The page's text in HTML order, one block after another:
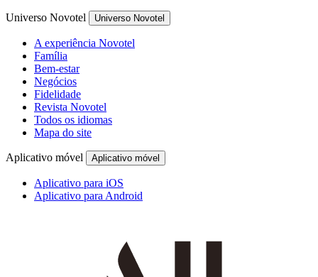
Universo Novotel Universo Novotel
A experiência Novotel
Família
Bem-estar
Negócios
Fidelidade
Revista Novotel
Todos os idiomas
Mapa do site
Aplicativo móvel Aplicativo móvel
Aplicativo para iOS
Aplicativo para Android